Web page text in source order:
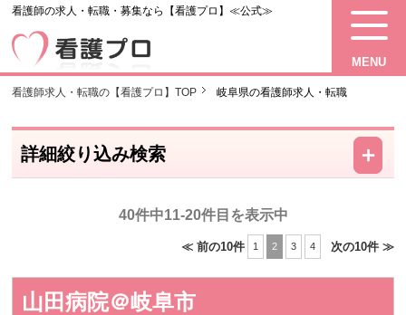
看護師の求人・転職・募集なら【看護プロ】≪公式≫
MENU
看護師求人・転職の【看護プロ】TOP 岐阜県の看護師求人・転職
詳細絞り込み検索 －
＋
40件中11-20件目を表示中
≪ 前の10件 1 2 3 4 次の10件 ≫
山田病院＠岐阜市